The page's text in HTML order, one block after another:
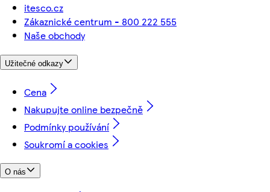
itesco.cz
Zákaznické centrum - 800 222 555
Naše obchody
Užitečné odkazy
Cena
Nakupujte online bezpečně
Podmínky používání
Soukromí a cookies
O nás